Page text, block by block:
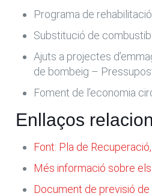
Programa de
Substitució de
Ajuts a projectes
de bombeig –
Foment de l’economia
Enllaços
Font: Pla de
Més informació sobre
Document de previsió